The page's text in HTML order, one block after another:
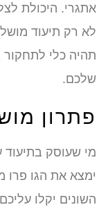
אתגרי. היכולת
לא רק תיעוד
תהיה כלי לתחקור
שלכם.
פתרון
מי שעוסק בתיעוד
ימצא את הגו פרו
השונים יקלו